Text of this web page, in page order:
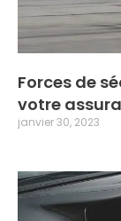
Forces de
votre
janvier 30, 2023